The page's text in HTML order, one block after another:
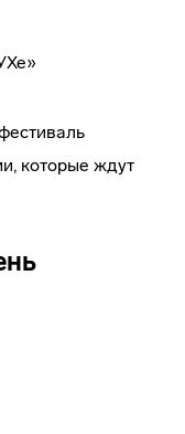
которые ждут